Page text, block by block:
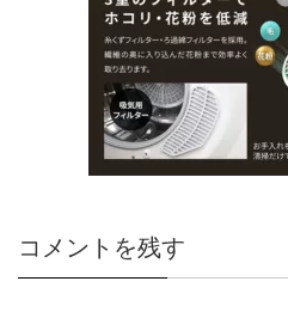
コメントを残す